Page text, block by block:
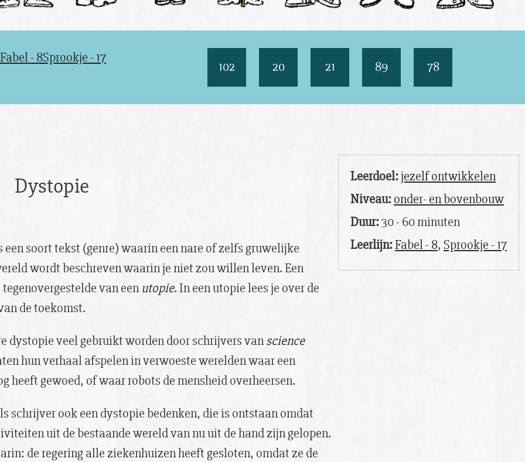
Fabel - 8Sprookje - 17
102 20 21 89 78
Leerdoel:jezelf ontwikkelen
Niveau:onder- en bovenbouw
Duur:30 - 60 minuten
Leerlijn:Fabel - 8,Sprookje - 17
Dystopie
een soort tekst (genre) waarin een nare of zelfs gruwelijke
wordt beschreven waarin je niet zou willen leven. Een
van eenutopie. In een utopie lees je over de
de toekomst.
dystopie veel gebruikt worden door schrijvers vanscience
hun verhaal afspelen in verwoeste werelden waar een
heeft gewoed, of waar robots de mensheid overheersen.
schrijver ook een dystopie bedenken, die is ontstaan omdat
uit de bestaande wereld van nu uit de hand zijn gelopen.
de regering alle ziekenhuizen heeft gesloten, omdat ze de